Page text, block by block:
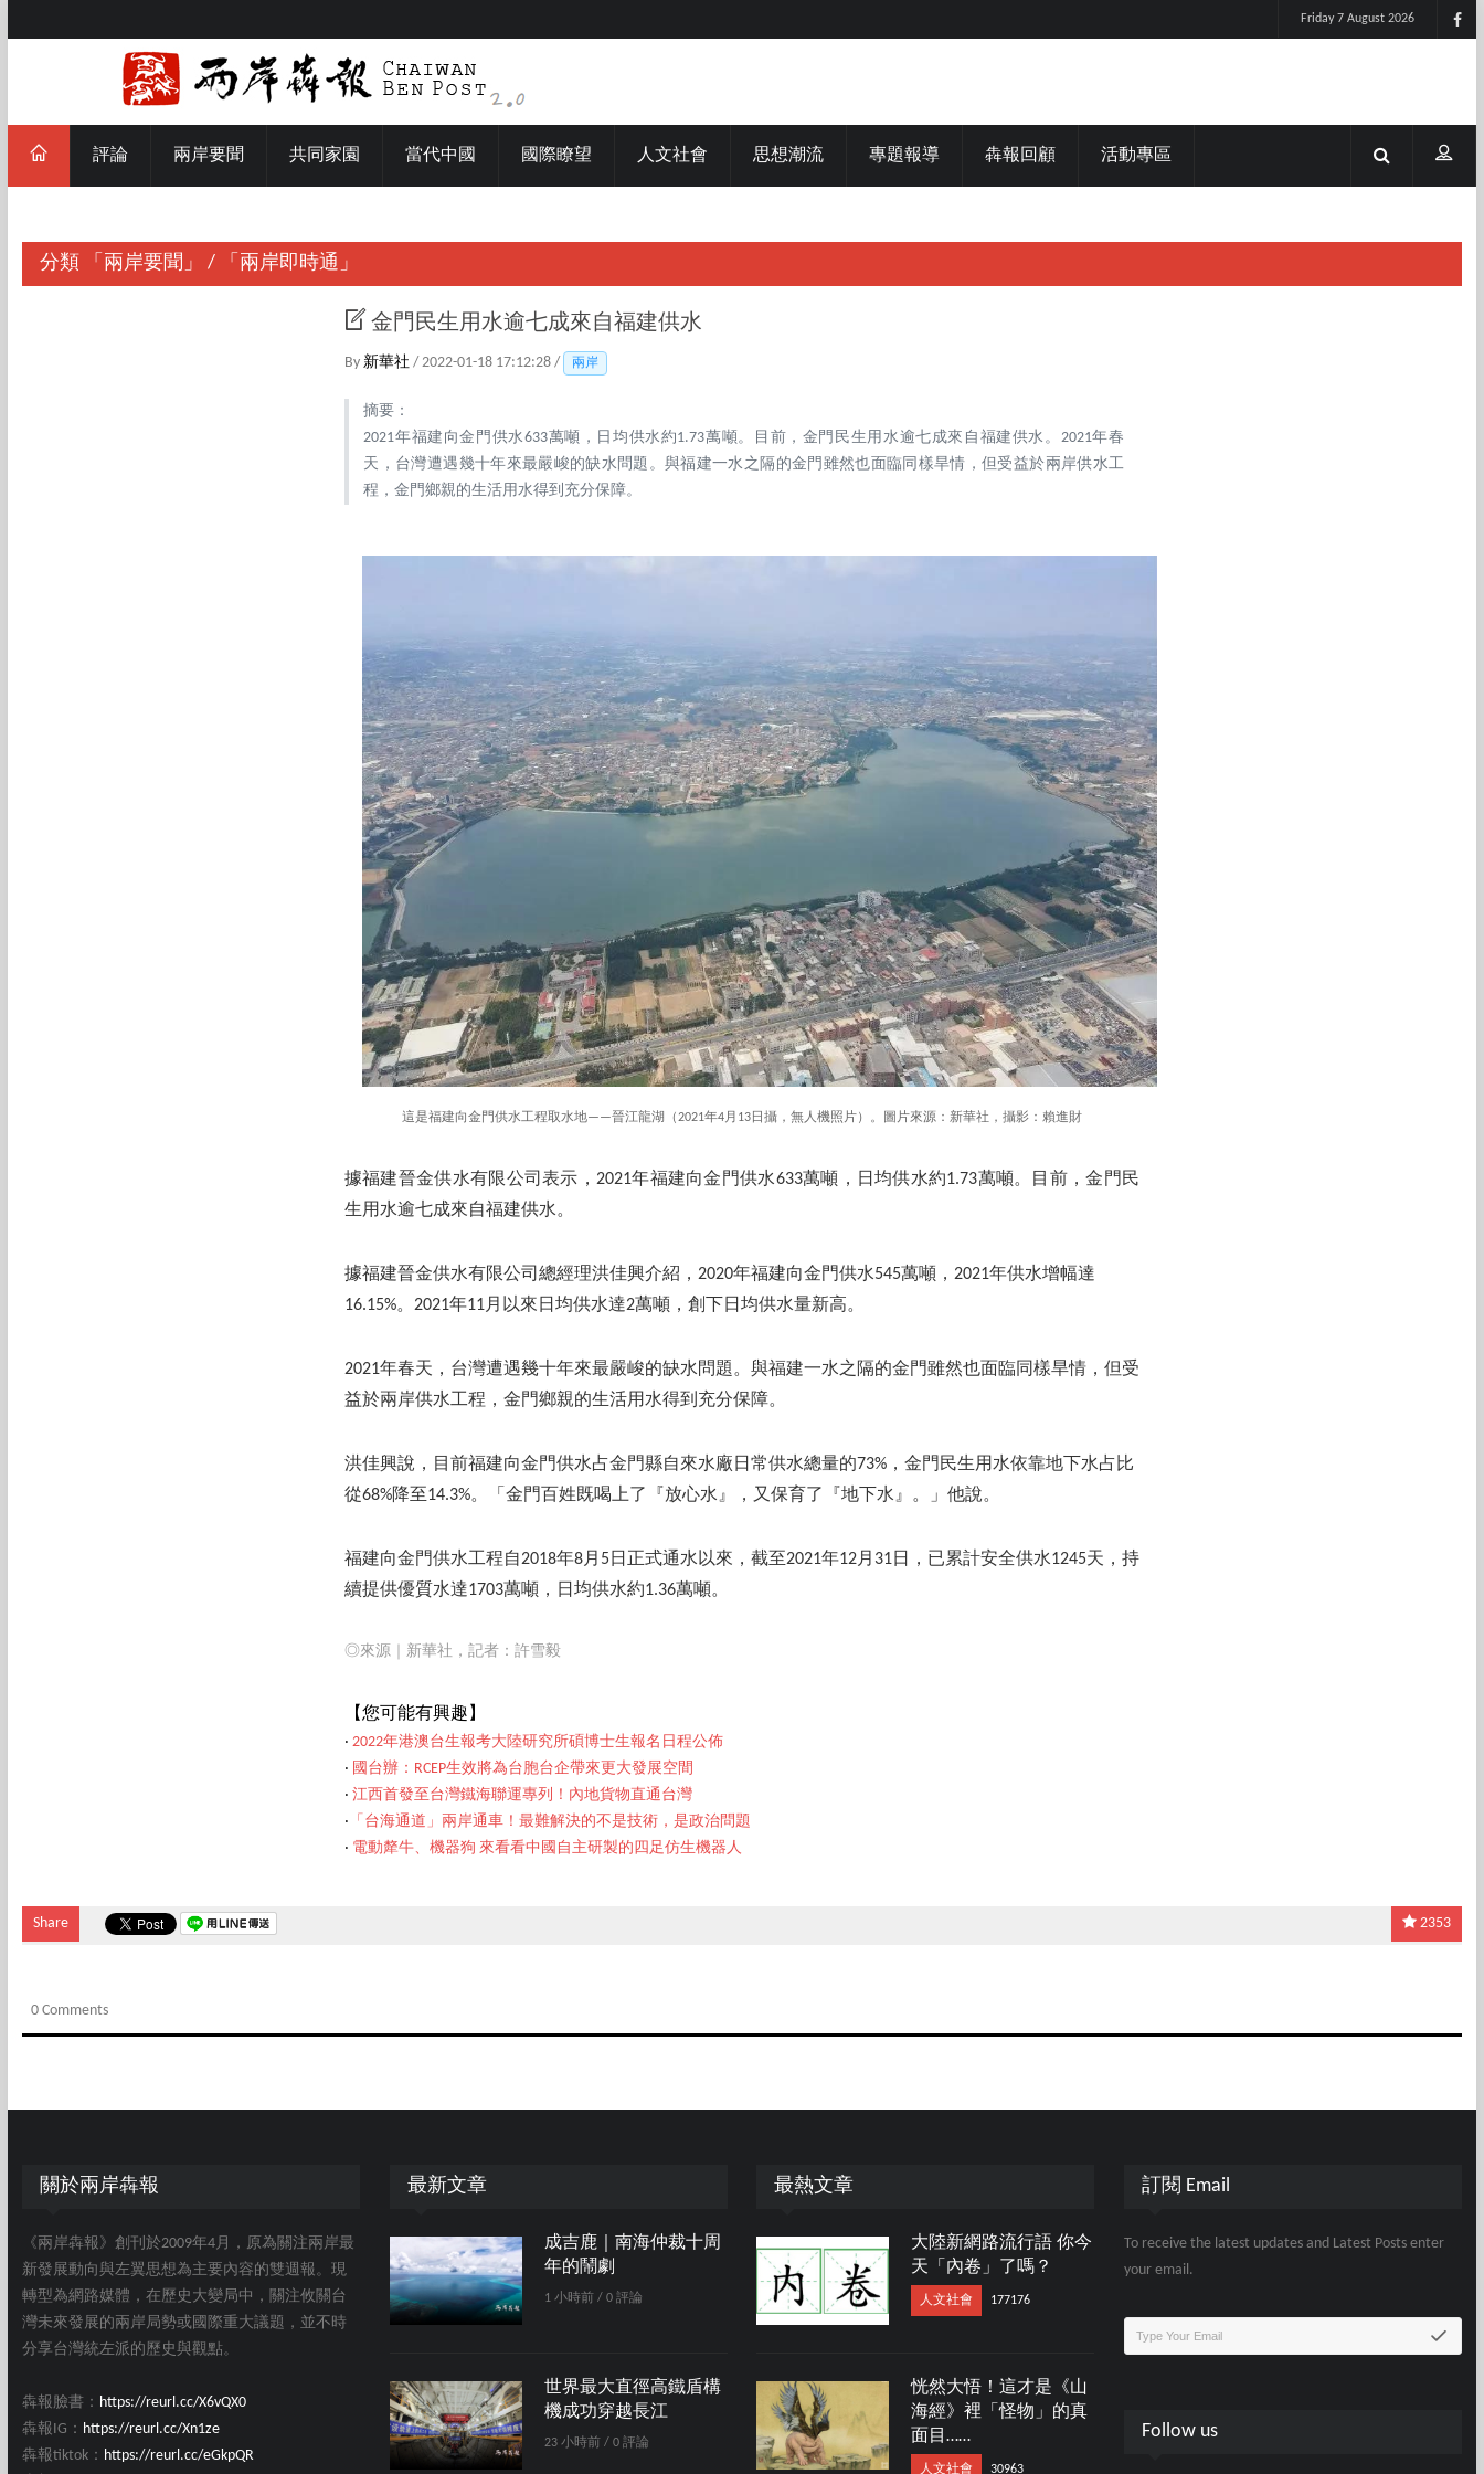
Friday 7 August 2026
評論 兩岸要聞 共同家園 當代中國 國際瞭望 人文社會 思想潮流 專題報導 犇報回顧 活動專區
分類 「兩岸要聞」 / 「兩岸即時通」
金門民生用水逾七成來自福建供水
By 新華社 / 2022-01-18 17:12:28 / 兩岸
摘要：
2021年福建向金門供水633萬噸，日均供水約1.73萬噸。目前，金門民生用水逾七成來自福建供水。2021年春
天，台灣遭遇幾十年來最嚴峻的缺水問題。與福建一水之隔的金門雖然也面臨同樣旱情，但受益於兩岸供水工
程，金門鄉親的生活用水得到充分保障。
這是福建向金門供水工程取水地——晉江龍湖（2021年4月13日攝，無人機照片）。圖片來源：新華社，攝影：賴進財
據福建晉金供水有限公司表示，2021年福建向金門供水633萬噸，日均供水約1.73萬噸。目前，金門民
生用水逾七成來自福建供水。
據福建晉金供水有限公司總經理洪佳興介紹，2020年福建向金門供水545萬噸，2021年供水增幅達
16.15%。2021年11月以來日均供水達2萬噸，創下日均供水量新高。
2021年春天，台灣遭遇幾十年來最嚴峻的缺水問題。與福建一水之隔的金門雖然也面臨同樣旱情，但受
益於兩岸供水工程，金門鄉親的生活用水得到充分保障。
洪佳興說，目前福建向金門供水占金門縣自來水廠日常供水總量的73%，金門民生用水依靠地下水占比
從68%降至14.3%。「金門百姓既喝上了『放心水』，又保育了『地下水』。」他說。
福建向金門供水工程自2018年8月5日正式通水以來，截至2021年12月31日，已累計安全供水1245天，持
續提供優質水達1703萬噸，日均供水約1.36萬噸。
◎來源｜新華社，記者：許雪毅
【您可能有興趣】
‧ 2022年港澳台生報考大陸研究所碩博士生報名日程公佈
‧ 國台辦：RCEP生效將為台胞台企帶來更大發展空間
‧ 江西首發至台灣鐵海聯運專列！內地貨物直通台灣
‧ 「台海通道」兩岸通車！最難解決的不是技術，是政治問題
‧ 電動犛牛、機器狗 來看看中國自主研製的四足仿生機器人
Share 2353
0 Comments
關於兩岸犇報
《兩岸犇報》創刊於2009年4月，原為關注兩岸最
新發展動向與左翼思想為主要內容的雙週報。現
轉型為網路媒體，在歷史大變局中，關注攸關台
灣未來發展的兩岸局勢或國際重大議題，並不時
分享台灣統左派的歷史與觀點。
犇報臉書： https://reurl.cc/X6vQX0
犇報IG： https://reurl.cc/Xn1ze
犇報tiktok： https://reurl.cc/eGkpQR
最新文章
成吉鹿｜南海仲裁十周
年的鬧劇
1 小時前 / 0 評論
世界最大直徑高鐵盾構
機成功穿越長江
23 小時前 / 0 評論
最熱文章
大陸新網路流行語 你今
天「內卷」了嗎？
人文社會 177176
恍然大悟！這才是《山
海經》裡「怪物」的真
面目……
人文社會 30963
訂閱 Email
To receive the latest updates and Latest Posts enter
your email.
Follow us